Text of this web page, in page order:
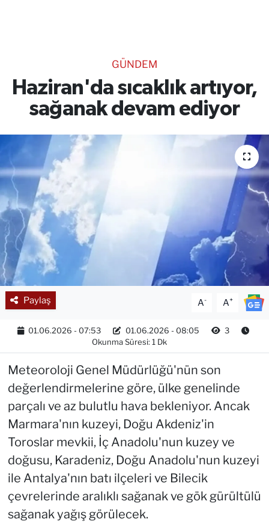
GÜNDEM
Haziran'da sıcaklık artıyor,
sağanak devam ediyor
Paylaş A- A+
01.06.2026 - 07:53 01.06.2026 - 08:05
3
Okunma Süresi: 1 Dk
Meteoroloji Genel Müdürlüğü'nün son
değerlendirmelerine göre, ülke genelinde
parçalı ve az bulutlu hava bekleniyor. Ancak
Marmara'nın kuzeyi, Doğu Akdeniz'in
Toroslar mevkii, İç Anadolu'nun kuzey ve
doğusu, Karadeniz, Doğu Anadolu'nun kuzeyi
ile Antalya'nın batı ilçeleri ve Bilecik
çevrelerinde aralıklı sağanak ve gök gürültülü
sağanak yağış görülecek.
RESMİ İLANLAR
Gencsesfm Canlı Dinle